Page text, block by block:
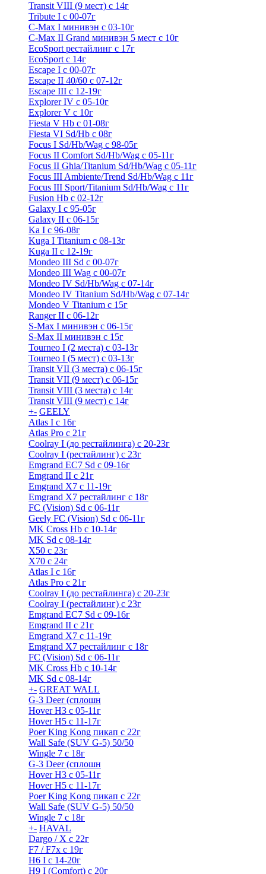
Transit VIII (9 мест) с 14г
Tribute I c 00-07г
C-Max I минивэн с 03-10г
C-Max II Grand минивэн 5 мест с 10г
EcoSport рестайлинг с 17г
EcoSport с 14г
Escape I с 00-07г
Escape II 40/60 с 07-12г
Escape III с 12-19г
Explorer IV c 05-10г
Explorer V c 10г
Fiesta V Hb с 01-08г
Fiesta VI Sd/Hb с 08г
Focus I Sd/Hb/Wag с 98-05г
Focus II Comfort Sd/Hb/Wag с 05-11г
Focus II Ghia/Titanium Sd/Hb/Wag с 05-11г
Focus III Ambiente/Trend Sd/Hb/Wag с 11г
Focus III Sport/Titanium Sd/Hb/Wag с 11г
Fusion Hb с 02-12г
Galaxy I с 95-05г
Galaxy II c 06-15г
Ka I с 96-08г
Kuga I Titanium с 08-13г
Kuga II c 12-19г
Mondeo III Sd с 00-07г
Mondeo III Wag с 00-07г
Mondeo IV Sd/Hb/Wag с 07-14г
Mondeo IV Titanium Sd/Hb/Wag с 07-14г
Mondeo V Titanium с 15г
Ranger II с 06-12г
S-Max I минивэн с 06-15г
S-Max II минивэн с 15г
Tourneo I (2 места) с 03-13г
Tourneo I (5 мест) с 03-13г
Transit VII (3 места) с 06-15г
Transit VII (9 мест) с 06-15г
Transit VIII (3 места) с 14г
Transit VIII (9 мест) с 14г
+- GEELY
Atlas I c 16г
Atlas Pro с 21г
Coolray I (до рестайлинга) с 20-23г
Coolray I (рестайлинг) с 23г
Emgrand EC7 Sd c 09-16г
Emgrand II с 21г
Emgrand X7 c 11-19г
Emgrand X7 рестайлинг c 18г
FC (Vision) Sd c 06-11г
Geely FC (Vision) Sd c 06-11г
MK Cross Hb с 10-14г
MK Sd с 08-14г
X50 с 23г
X70 с 24г
Atlas I c 16г
Atlas Pro с 21г
Coolray I (до рестайлинга) с 20-23г
Coolray I (рестайлинг) с 23г
Emgrand EC7 Sd c 09-16г
Emgrand II с 21г
Emgrand X7 c 11-19г
Emgrand X7 рестайлинг c 18г
FC (Vision) Sd c 06-11г
MK Cross Hb с 10-14г
MK Sd с 08-14г
+- GREAT WALL
G-3 Deer (сплошн
Hover H3 с 05-11г
Hover H5 с 11-17г
Poer King Kong пикап с 22г
Wall Safe (SUV G-5) 50/50
Wingle 7 с 18г
G-3 Deer (сплошн
Hover H3 с 05-11г
Hover H5 с 11-17г
Poer King Kong пикап с 22г
Wall Safe (SUV G-5) 50/50
Wingle 7 с 18г
+- HAVAL
Dargo / Х с 22г
F7 / F7x с 19г
H6 I с 14-20г
H9 I (Comfort) с 20г